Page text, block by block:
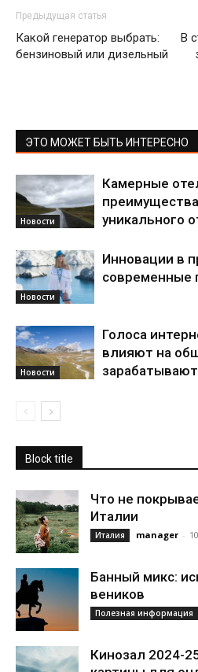
Предыдущая статья
Какой генератор выбрать:
бензиновый или дизельный
В
ЭТО МОЖЕТ БЫТЬ ИНТЕРЕСНО
Новости
Камерные
уникального
Новости
Инновации в
современные
Новости
Голоса
влияют на
Block title
Что не
Италии
Италия manager -
Банный микс:
веников
Полезная информация
Кинозал 2024-